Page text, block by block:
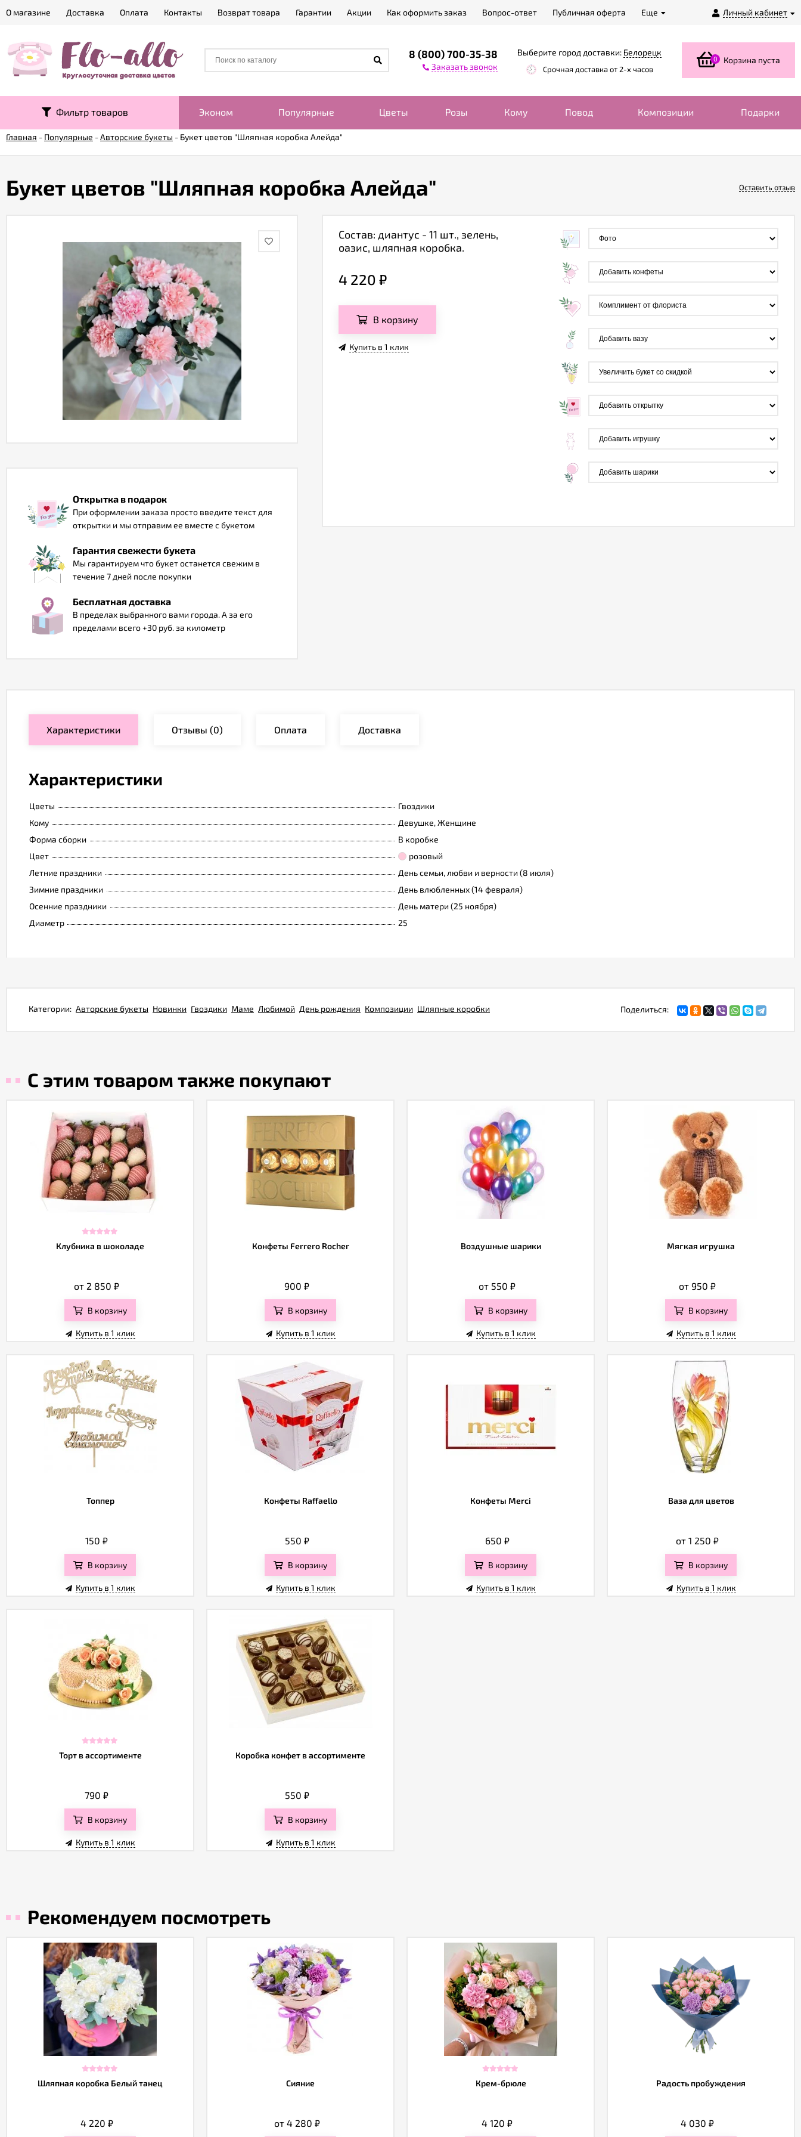
Личный кабинет
О магазине Доставка Оплата Контакты Возврат товара Гарантии Акции Как оформить заказ Вопрос-ответ Публичная оферта Еще
8 (800) 700-35-38
Заказать звонок
Выберите город доставки: Белорецк
Срочная доставка от 2-х часов
0 Корзина пуста
Фильтр товаров Эконом Популярные Цветы Розы Кому Повод Композиции Подарки
Главная - Популярные -Авторские букеты - Букет цветов "Шляпная коробка Алейда"
Букет цветов "Шляпная коробка Алейда" Оставить отзыв
Открытка в подарок
При оформлении заказа просто введите текст для
открытки и мы отправим ее вместе с букетом
Гарантия свежести букета
Мы гарантируем что букет останется свежим в
течение 7 дней после покупки
Бесплатная доставка
В пределах выбранного вами города. А за его
пределами всего +30 руб. за километр
Состав: диантус - 11 шт., зелень,
оазис, шляпная коробка.
4 220 ₽
В корзину
Купить в 1 клик
Характеристики Отзывы (0) Оплата Доставка
Характеристики
Цветы
Гвоздики
Кому
Девушке, Женщине
Форма сборки
В коробке
Цвет
розовый
Летние праздники
День семьи, любви и верности (8 июля)
Зимние праздники
День влюбленных (14 февраля)
Осенние праздники
День матери (25 ноября)
Диаметр
25
Поделиться:
Категории: Авторские букеты Новинки Гвоздики Маме Любимой День рождения Композиции Шляпные коробки
С этим товаром также покупают
Клубника в шоколаде
от 2 850 ₽
В корзину
Купить в 1 клик
Конфеты Ferrero Rocher
900 ₽
В корзину
Купить в 1 клик
Воздушные шарики
от 550 ₽
В корзину
Купить в 1 клик
Мягкая игрушка
от 950 ₽
В корзину
Купить в 1 клик
Топпер
150 ₽
В корзину
Купить в 1 клик
Конфеты Raffaello
550 ₽
В корзину
Купить в 1 клик
Конфеты Merci
650 ₽
В корзину
Купить в 1 клик
Ваза для цветов
от 1 250 ₽
В корзину
Купить в 1 клик
Торт в ассортименте
790 ₽
В корзину
Купить в 1 клик
Коробка конфет в ассортименте
550 ₽
В корзину
Купить в 1 клик
Рекомендуем посмотреть
Шляпная коробка Белый танец
4 220 ₽
Сияние
от 4 280 ₽
Крем-брюле
4 120 ₽
Радость пробуждения
4 030 ₽